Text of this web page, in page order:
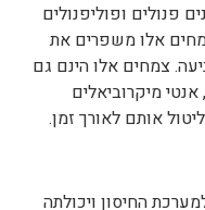
פנולים ופוליפנולים
אלו משפרים את
צמחים אלו הינם גם
מיקרוביאלים
אותם לאורך זמן.
החיסון ויכולתה